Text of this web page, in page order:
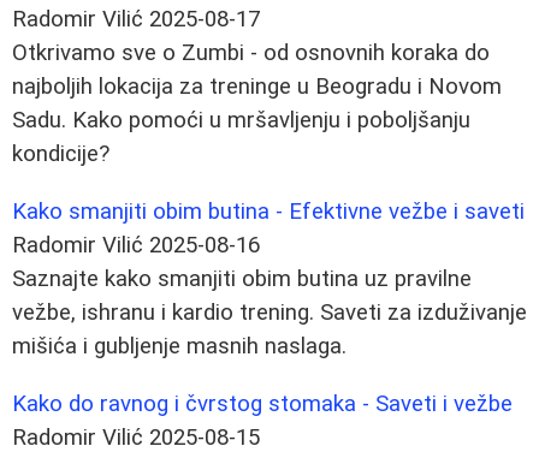
Radomir Vilić 2025-08-17
Otkrivamo sve o Zumbi - od osnovnih koraka do
najboljih lokacija za treninge u Beogradu i Novom
Sadu. Kako pomoći u mršavljenju i poboljšanju
kondicije?
Kako smanjiti obim butina - Efektivne vežbe i saveti
Radomir Vilić 2025-08-16
Saznajte kako smanjiti obim butina uz pravilne
vežbe, ishranu i kardio trening. Saveti za izduživanje
mišića i gubljenje masnih naslaga.
Kako do ravnog i čvrstog stomaka - Saveti i vežbe
Radomir Vilić 2025-08-15